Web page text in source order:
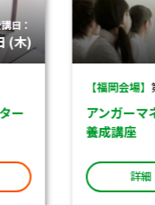
日：
(木)
ー
【福岡会場】
アンガーマ
養成講座
詳細